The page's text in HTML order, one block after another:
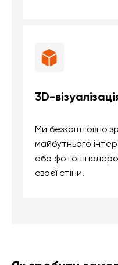
3D-
Ми безкоштовно
майбутнього
або
своєї стіни.